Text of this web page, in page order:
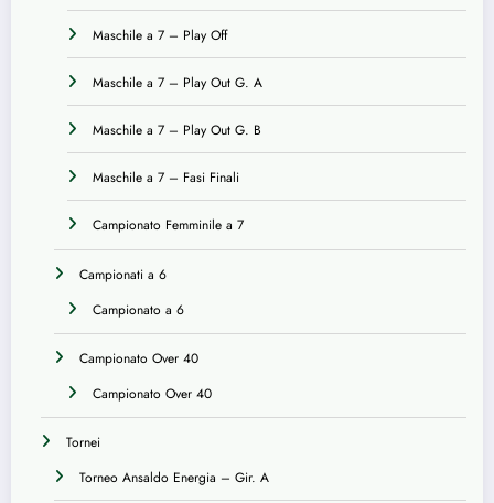
Maschile a 7 – Play Off
Maschile a 7 – Play Out G. A
Maschile a 7 – Play Out G. B
Maschile a 7 – Fasi Finali
Campionato Femminile a 7
Campionati a 6
Campionato a 6
Campionato Over 40
Campionato Over 40
Tornei
Torneo Ansaldo Energia – Gir. A